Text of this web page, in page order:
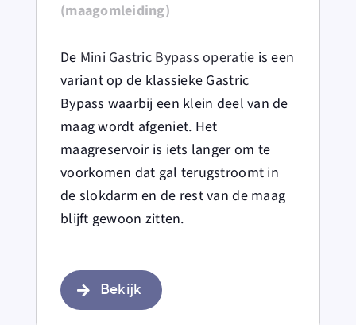
(maagomleiding)
De Mini Gastric Bypass operatie is een
variant op de klassieke Gastric
Bypass waarbij een klein deel van de
maag wordt afgeniet. Het
maagreservoir is iets langer om te
voorkomen dat gal terugstroomt in
de slokdarm en de rest van de maag
blijft gewoon zitten.
Bekijk